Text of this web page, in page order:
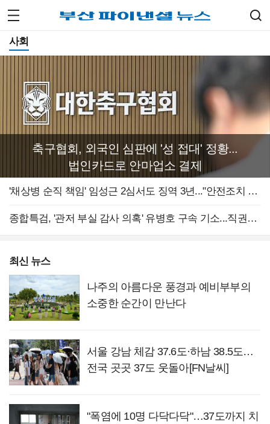
사회
축구협회, 외국인 심판에 '성 접대' 정황...
법인카드로 안마업소 결제
'채상병 순직 책임' 임성근 2심서도 징역 3년..."안전조치 소홀"
종합특검, '관저 부실 감사 의혹' 유병호 구속 기소...직권남용 혐의
최신 뉴스
나주의 아름다운 풍경과 예비부부의
소중한 순간이 만난다
서울 강남 체감 37.6도·하남 38.5도…
전국 곳곳 37도 웃돌아[FN날씨]
"폭염에 10명 다닥다닥"…37도까지 치